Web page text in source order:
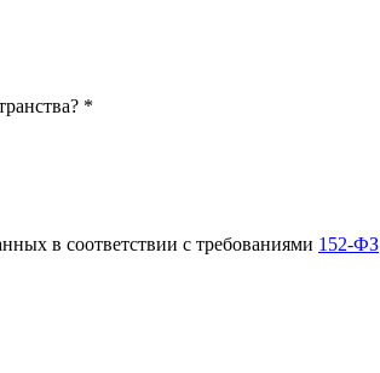
*
в соответствии с требованиями 152-ФЗ